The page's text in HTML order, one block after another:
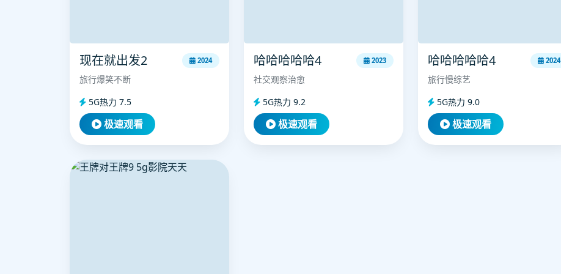
现在就出发2 2024
旅行爆笑不断
5G热力 7.5
极速观看
哈哈哈哈哈4 2023
社交观察治愈
5G热力 9.2
极速观看
哈哈哈哈哈4 2024
旅行慢综艺
5G热力 9.0
极速观看